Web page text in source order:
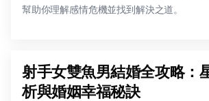
幫助你理解感情危機並找到解決之道。
射手女雙魚男結婚全攻略：
析與婚姻幸福秘訣